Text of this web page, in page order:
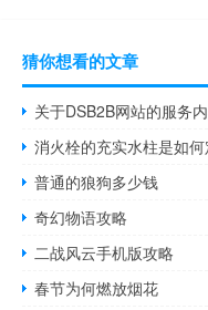
猜你想看的文章
关于DSB2B网站的服务
消火栓的充实水柱是如
普通的狼狗多少钱
奇幻物语攻略
二战风云手机版攻略
春节为何燃放烟花